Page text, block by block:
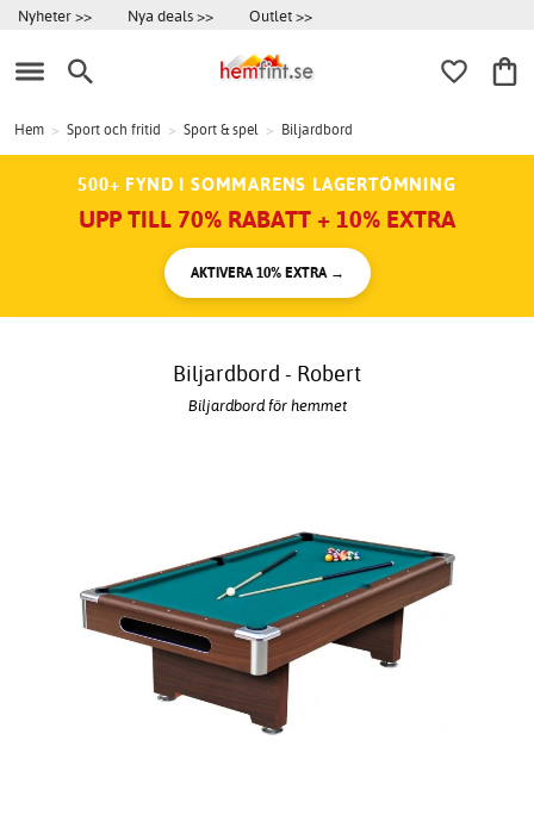
Nyheter >> Nya deals >> Outlet >>
Hem > Sport och fritid > Sport & spel > Biljardbord
500+ FYND I SOMMARENS LAGERTÖMNING
UPP TILL 70% RABATT + 10% EXTRA
AKTIVERA 10% EXTRA →
Biljardbord - Robert
Biljardbord för hemmet